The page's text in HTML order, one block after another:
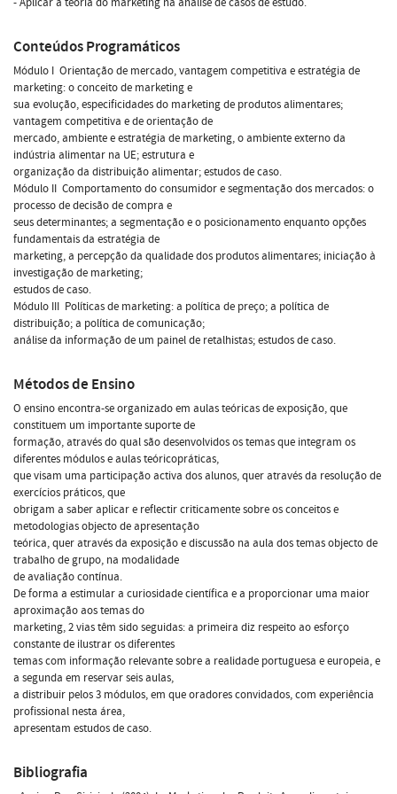
Conteúdos Programáticos
Módulo I  Orientação de mercado, vantagem competitiva e estratégia de
marketing: o conceito de marketing e
sua evolução, especificidades do marketing de produtos alimentares;
vantagem competitiva e de orientação de
mercado, ambiente e estratégia de marketing, o ambiente externo da
indústria alimentar na UE; estrutura e
organização da distribuição alimentar; estudos de caso.
Módulo II  Comportamento do consumidor e segmentação dos mercados: o
processo de decisão de compra e
seus determinantes; a segmentação e o posicionamento enquanto opções
fundamentais da estratégia de
marketing, a percepção da qualidade dos produtos alimentares; iniciação à
investigação de marketing;
estudos de caso.
Módulo III  Políticas de marketing: a política de preço; a política de
distribuição; a política de comunicação;
análise da informação de um painel de retalhistas; estudos de caso.
Métodos de Ensino
O ensino encontra-se organizado em aulas teóricas de exposição, que
constituem um importante suporte de
formação, através do qual são desenvolvidos os temas que integram os
diferentes módulos e aulas teóricopráticas,
que visam uma participação activa dos alunos, quer através da resolução de
exercícios práticos, que
obrigam a saber aplicar e reflectir criticamente sobre os conceitos e
metodologias objecto de apresentação
teórica, quer através da exposição e discussão na aula dos temas objecto de
trabalho de grupo, na modalidade
de avaliação contínua.
De forma a estimular a curiosidade científica e a proporcionar uma maior
aproximação aos temas do
marketing, 2 vias têm sido seguidas: a primeira diz respeito ao esforço
constante de ilustrar os diferentes
temas com informação relevante sobre a realidade portuguesa e europeia, e
a segunda em reservar seis aulas,
a distribuir pelos 3 módulos, em que oradores convidados, com experiência
profissional nesta área,
apresentam estudos de caso.
Bibliografia